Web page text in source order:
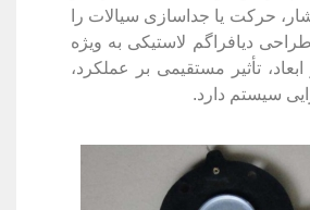
حرکت یا جداسازی سیالات را
دیافراگم لاستیکی به ویژه
تأثیر مستقیمی بر عملکرد،
سیستم دارد.